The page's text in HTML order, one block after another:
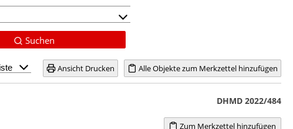
Suchen
Alle Objekte zum Merkzettel hinzufügen
Ansicht Drucken
DHMD 2022/484
Zum Merkzettel hinzufügen